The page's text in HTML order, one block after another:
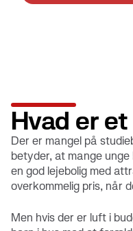
Hvad er
Der er mangel på
betyder, at mange
en god lejebolig med
overkommelig pris, når
Men hvis der er luft i